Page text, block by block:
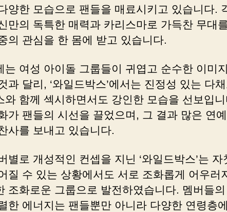
양한 모습으로 팬들을 매료시키고 있습니다.
만의 독특한 매력과 카리스마로 가득찬 무대
의 관심을 한 몸에 받고 있습니다.
는 여성 아이돌 그룹들이 귀엽고 순수한 이미
과 달리, ‘와일드박스’에서는 진정성 있는 다
와 함께 섹시하면서도 강인한 모습을 선보입
가 팬들의 시선을 끌었으며, 그 결과 많은 연
사를 보내고 있습니다.
별로 개성적인 컨셉을 지닌 ‘와일드박스’는 자
질 수 있는 상황에서도 서로 조화롭게 어우러
조화로운 그룹으로 발전하였습니다. 멤버들
한 에너지는 팬들뿐만 아니라 다양한 연령층